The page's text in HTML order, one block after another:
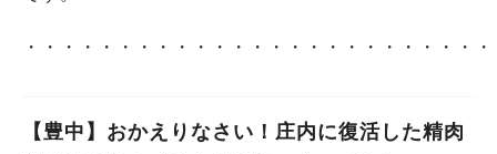
・・・・・・・・・・・・・・・・・・・・・・・・
【豊中】おかえりなさい！庄内に復活した精肉